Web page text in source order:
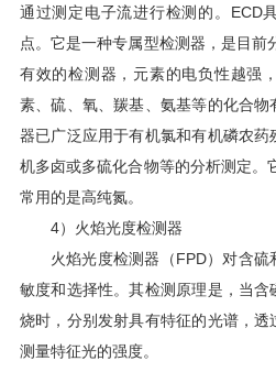
通过测定电子流进行检测的。ECD
点。它是一种专属型检测器，是目前
有效的检测器，元素的电负性越强
素、硫、氧、羰基、氨基等的化合物
器已广泛应用于有机氯和有机磷农
机多卤或多硫化合物等的分析测定。
常用的是高纯氮。
4）火焰光度检测器
火焰光度检测器（FPD）对含
敏度和选择性。其检测原理是，当
烧时，分别发射具有特征的光谱，
测量特征光的强度。